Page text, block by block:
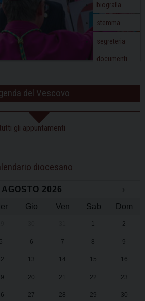
biografia
stemma
segreteria
documenti
del Vescovo
tutti gli appuntamenti
diocesano
AGOSTO 2026
›
Gio Ven Sab Dom
1 2
5 6 7 8 9
13 14 15 16
20 21 22 23
27 28 29 30